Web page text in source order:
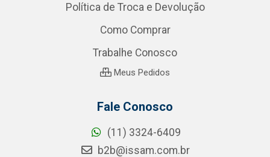
Política de Troca e Devolução
Como Comprar
Trabalhe Conosco
Meus Pedidos
Fale Conosco
(11) 3324-6409
b2b@issam.com.br